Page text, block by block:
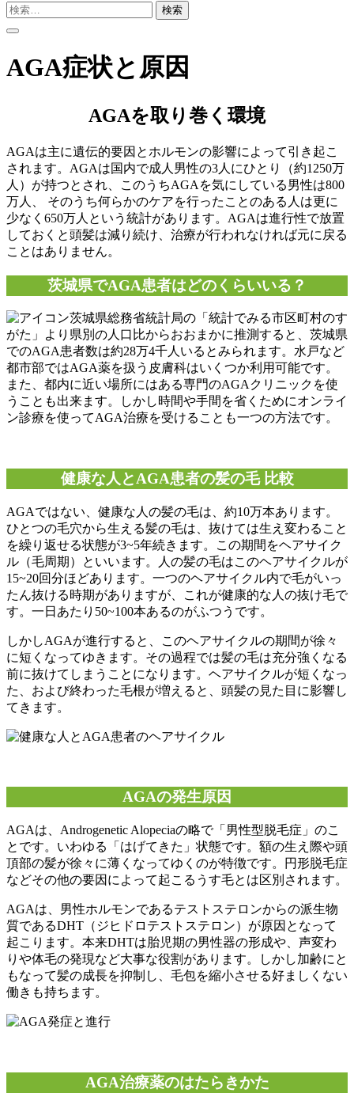
検
AGA症状と原因
AGAを取り巻く環境
AGAは主に遺伝的要因とホルモンの影響によって引き起こ
されます。AGAは国内で成人男性の3人にひとり（約1250万
人）が持つとされ、このうちAGAを気にしている男性は800
万人、 そのうち何らかのケアを行ったことのある人は更に
少なく650万人という統計があります。AGAは進行性で放置
しておくと頭髪は減り続け、治療が行われなければ元に戻る
ことはありません。
茨城県でAGA患者はどのくらいいる？
総務省統計局の「統計でみる市区町村のす
がた」より県別の人口比からおおまかに推測すると、茨城県
でのAGA患者数は約28万4千人いるとみられます。水戸など
都市部ではAGA薬を扱う皮膚科はいくつか利用可能です。
また、都内に近い場所にはある専門のAGAクリニックを使
うことも出来ます。しかし時間や手間を省くためにオンライ
ン診療を使ってAGA治療を受けることも一つの方法です。
健康な人とAGA患者の髪の毛 比較
AGAではない、健康な人の髪の毛は、約10万本あります。
ひとつの毛穴から生える髪の毛は、抜けては生え変わること
を繰り返せる状態が3~5年続きます。この期間をヘアサイク
ル（毛周期）といいます。人の髪の毛はこのヘアサイクルが
15~20回分ほどあります。一つのヘアサイクル内で毛がいっ
たん抜ける時期がありますが、これが健康的な人の抜け毛で
す。一日あたり50~100本あるのがふつうです。
しかしAGAが進行すると、このヘアサイクルの期間が徐々
に短くなってゆきます。その過程では髪の毛は充分強くなる
前に抜けてしまうことになります。ヘアサイクルが短くなっ
た、および終わった毛根が増えると、頭髪の見た目に影響し
てきます。
AGAの発生原因
AGAは、Androgenetic Alopeciaの略で「男性型脱毛症」のこ
とです。いわゆる「はげてきた」状態です。額の生え際や頭
頂部の髪が徐々に薄くなってゆくのが特徴です。円形脱毛症
などその他の要因によって起こるうす毛とは区別されます。
AGAは、男性ホルモンであるテストステロンからの派生物
質であるDHT（ジヒドロテストステロン）が原因となって
起こります。本来DHTは胎児期の男性器の形成や、声変わ
りや体毛の発現など大事な役割があります。しかし加齢にと
もなって髪の成長を抑制し、毛包を縮小させる好ましくない
働きも持ちます。
AGA治療薬のはたらきかた